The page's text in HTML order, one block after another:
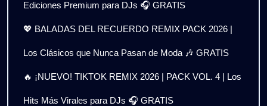
Ediciones Premium para DJs 🎧 GRATIS
💖 BALADAS DEL RECUERDO REMIX PACK 2026 |
Los Clásicos que Nunca Pasan de Moda 🎶 GRATIS
🔥 ¡NUEVO! TIKTOK REMIX 2026 | PACK VOL. 4 | Los
Hits Más Virales para DJs 🎧 GRATIS